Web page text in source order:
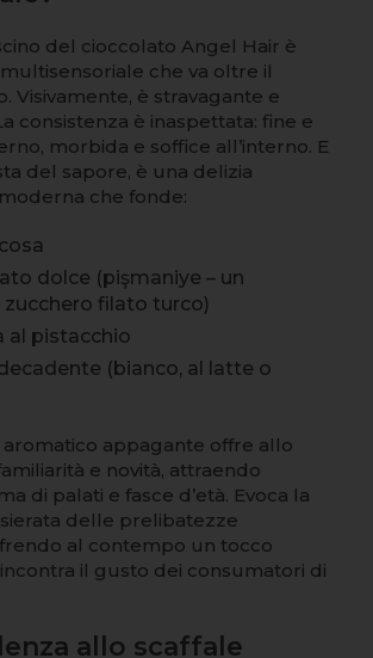
del cioccolato Angel Hair è
che va oltre il
Visivamente, è stravagante e
consistenza è inaspettata: fine e
morbida e soffice all’interno. E
del sapore, è una delizia
che fonde:
dolce (pişmaniye – un
filato turco)
al pistacchio
(bianco, al latte o
appagante offre allo
e novità, attraendo
di palati e fasce d’età. Evoca la
delle prelibatezze
al contempo un tocco
il gusto dei consumatori di
allo scaffale